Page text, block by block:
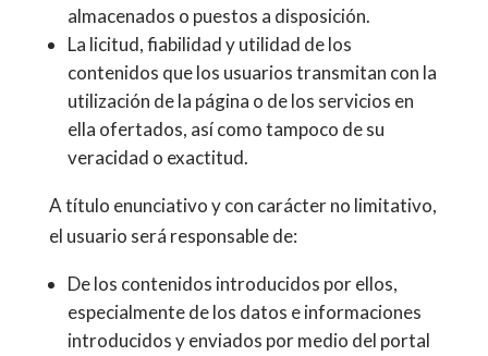
almacenados o puestos a disposición.
La licitud, fiabilidad y utilidad de los
contenidos que los usuarios transmitan con la
utilización de la página o de los servicios en
ella ofertados, así como tampoco de su
veracidad o exactitud.
A título enunciativo y con carácter no limitativo,
el usuario será responsable de:
De los contenidos introducidos por ellos,
especialmente de los datos e informaciones
introducidos y enviados por medio del portal